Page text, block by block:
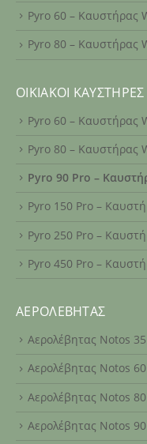
Pyro 60 – Καυστήρας
Pyro 80 – Καυστήρας
ΟΙΚΙΑΚΟΊ ΚΑΥΣΤΉΡΕΣ
Pyro 60 – Καυστήρας
Pyro 80 – Καυστήρας
Pyro 90 Pro –
Pyro 150 Pro –
Pyro 250 Pro –
Pyro 450 Pro –
ΑΕΡΟΛΈΒΗΤΑΣ
Αερολέβητας Notos 35
Αερολέβητας Notos 60
Αερολέβητας Notos 80
Αερολέβητας Notos 90